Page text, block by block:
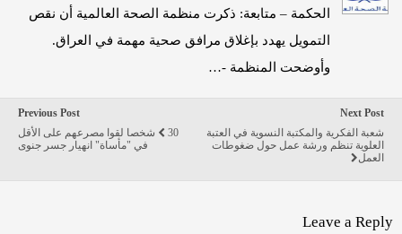
الحكمة – متابعة: ذكرت منظمة الصحة العالمية أن نقص
التمويل يهدد بإغلاق مرافق صحية مهمة في العراق.
وأوضحت المنظمة -…
Previous Post
30 شخصا لقوا مصرعهم على الأقل
في "مأساة" انهيار جسر جنوى
Next Post
شعبة الفكرية والمكتبة النسوية في العتبة
العلوية تنظم ورشة عمل حول ضغوطات
العمل
Leave a Reply